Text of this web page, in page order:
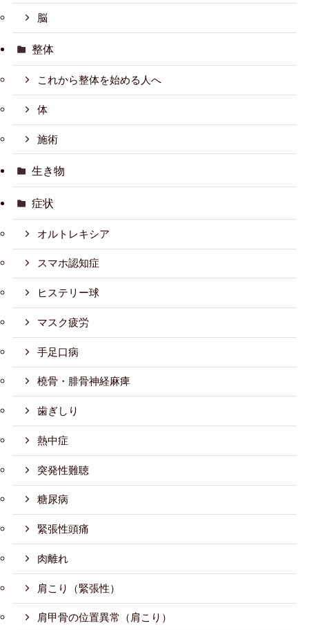
脳
整体
これから整体を始める人へ
体
施術
生き物
症状
オルトレキシア
スマホ認知症
ヒステリー球
マスク疲労
手足口病
橈骨・腓骨神経麻痺
歯ぎしり
熱中症
突発性難聴
糖尿病
緊張性頭痛
肉離れ
肩こり（緊張性）
肩甲骨の位置異常（肩こり）